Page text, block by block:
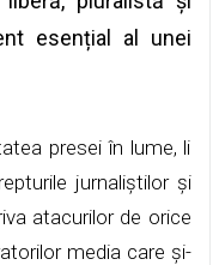
esențial al unei
presei în lume, li
jurnaliștilor și
atacurilor de orice
media care și-